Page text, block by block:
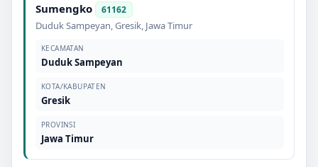
Sumengko 61162
Duduk Sampeyan,Gresik, Jawa Timur
KECAMATAN
Duduk Sampeyan
KOTA/KABUPATEN
Gresik
PROVINSI
Jawa Timur